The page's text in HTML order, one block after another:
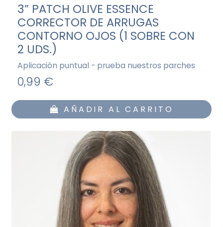
3” PATCH OLIVE ESSENCE
CORRECTOR DE ARRUGAS
CONTORNO OJOS (1 SOBRE CON
2 UDS.)
Aplicación puntual - prueba nuestros parches
0,99 €
AÑADIR AL CARRITO